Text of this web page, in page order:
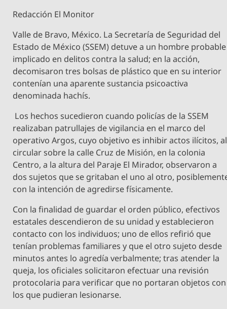
Redacción El Monitor
Valle de Bravo, México. La Secretaría de Seguridad del
Estado de México (SSEM) detuve a un hombre probable
implicado en delitos contra la salud; en la acción,
decomisaron tres bolsas de plástico que en su interior
contenían una aparente sustancia psicoactiva
denominada hachís.
Los hechos sucedieron cuando policías de la SSEM
realizaban patrullajes de vigilancia en el marco del
operativo Argos, cuyo objetivo es inhibir actos ilícitos, al
circular sobre la calle Cruz de Misión, en la colonia
Centro, a la altura del Paraje El Mirador, observaron a
dos sujetos que se gritaban el uno al otro,
con la intención de agredirse físicamente.
Con la finalidad de guardar el orden público, efectivos
estatales descendieron de su unidad y establecieron
contacto con los individuos; uno de ellos refirió que
tenían problemas familiares y que el otro sujeto desde
minutos antes lo agredía verbalmente; tras atender la
queja, los oficiales solicitaron efectuar una revisión
protocolaria para verificar que no portaran objetos con
los que pudieran lesionarse.